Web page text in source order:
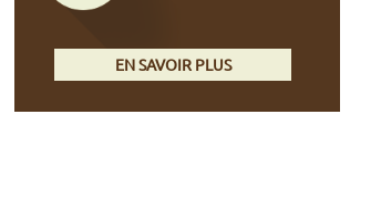
EN SAVOIR PLUS